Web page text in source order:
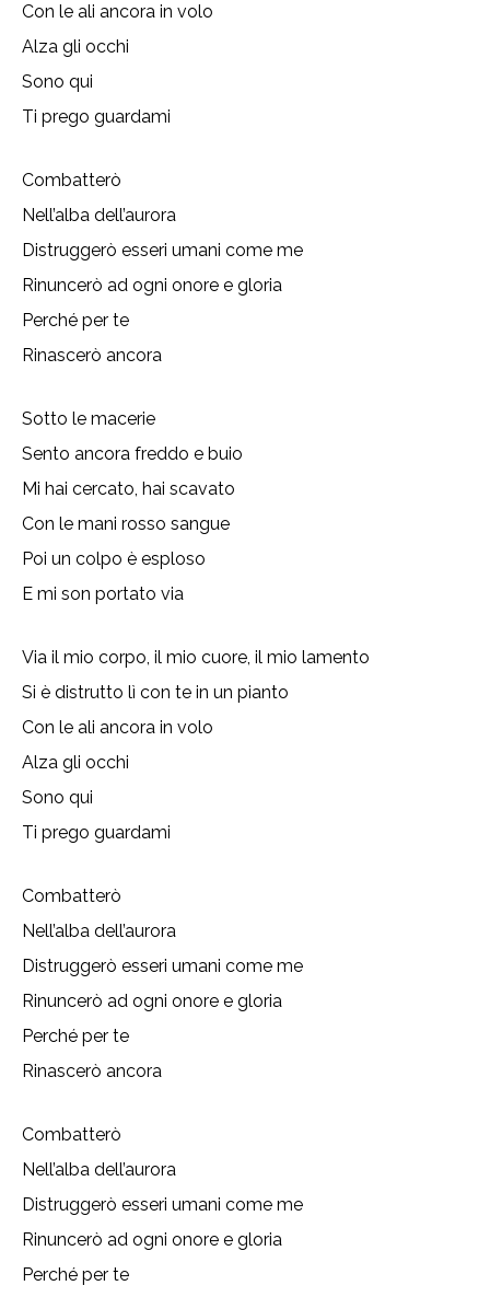
Con le ali ancora in volo
Alza gli occhi
Sono qui
Ti prego guardami
Combatterò
Nell’alba dell’aurora
Distruggerò esseri umani come me
Rinuncerò ad ogni onore e gloria
Perché per te
Rinascerò ancora
Sotto le macerie
Sento ancora freddo e buio
Mi hai cercato, hai scavato
Con le mani rosso sangue
Poi un colpo è esploso
E mi son portato via
Via il mio corpo, il mio cuore, il mio lamento
Si è distrutto lì con te in un pianto
Con le ali ancora in volo
Alza gli occhi
Sono qui
Ti prego guardami
Combatterò
Nell’alba dell’aurora
Distruggerò esseri umani come me
Rinuncerò ad ogni onore e gloria
Perché per te
Rinascerò ancora
Combatterò
Nell’alba dell’aurora
Distruggerò esseri umani come me
Rinuncerò ad ogni onore e gloria
Perché per te